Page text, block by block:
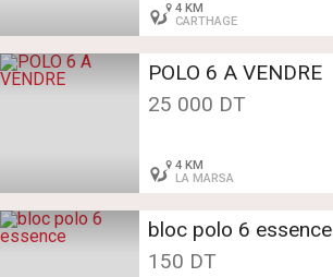
4 KM
CARTHAGE
POLO 6 A VENDRE
25 000 DT
4 KM
LA MARSA
bloc polo 6 essence
150 DT